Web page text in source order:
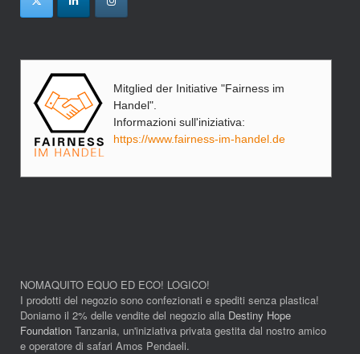
Mitglied der Initiative "Fairness im
Handel".
Informazioni sull'iniziativa:
https://www.fairness-im-handel.de
NOMAQUITO EQUO ED ECO! LOGICO!
I prodotti del negozio sono confezionati e spediti senza plastica!
Doniamo il 2% delle vendite del negozio alla Destiny Hope
Foundation Tanzania, un'iniziativa privata gestita dal nostro amico
e operatore di safari Amos Pendaeli.